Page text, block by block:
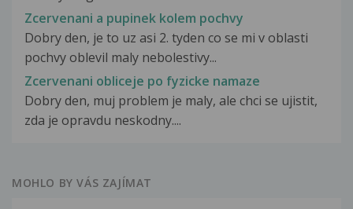
Zcervenani a pupinek kolem pochvy
Dobry den, je to uz asi 2. tyden co se mi v oblasti
pochvy oblevil maly nebolestivy...
Zcervenani obliceje po fyzicke namaze
Dobry den, muj problem je maly, ale chci se ujistit,
zda je opravdu neskodny....
MOHLO BY VÁS ZAJÍMAT